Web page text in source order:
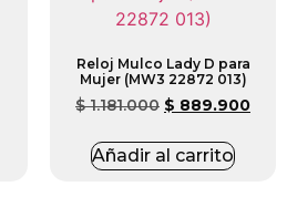
Reloj Mulco Lady D para
Mujer (MW3 22872 013)
$1.181.000 $ 889.900
Añadir al carrito